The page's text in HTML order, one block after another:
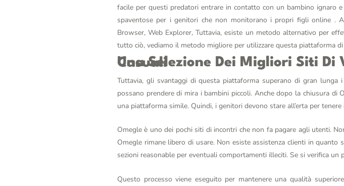
facile per questi predatori entrare in contatto con un bambino ignaro
spaventose per i genitori che non monitorano i propri figli online .
Browser, Web Explorer, Tuttavia, esiste un metodo alternativo per
tutto ciò, vediamo il metodo migliore per utilizzare questa piattaforma
Una Selezione Dei Migliori Siti Di Video Incontri Con Interlocutori Casuali
Tuttavia, gli svantaggi di questa piattaforma superano di gran
possano prendere di mira i bambini piccoli. Anche dopo la chiusura
una piattaforma simile. Quindi, i genitori devono stare all’erta per
Omegle è uno dei pochi siti di incontri che non fa pagare agli utenti.
Omegle rimane libero di usare. Non esiste assistenza clienti in
sezioni reasonable per eventuali comportamenti illeciti. Se si verifica
Questo processo viene eseguito per mantenere una qualità